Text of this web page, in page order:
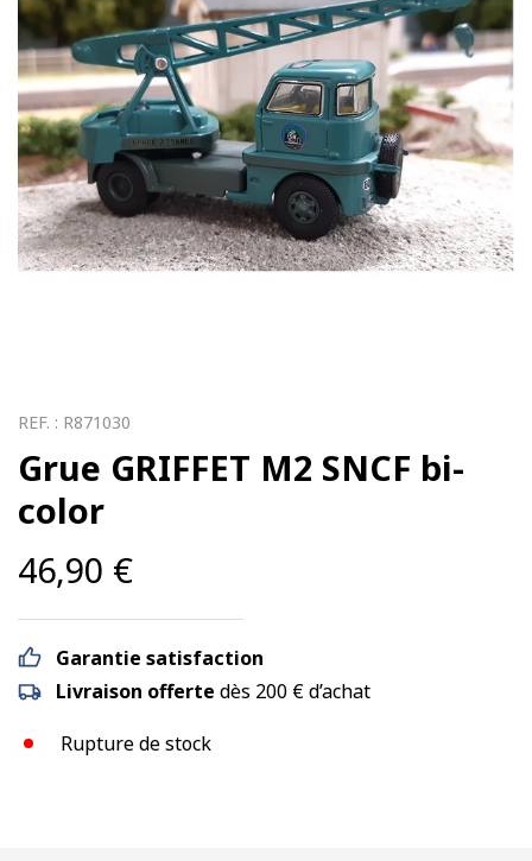
REF. : R871030
Grue GRIFFET M2 SNCF bi-
color
46,90 €
Garantie satisfaction
Livraison offerte dès 200 € d’achat
Rupture de stock